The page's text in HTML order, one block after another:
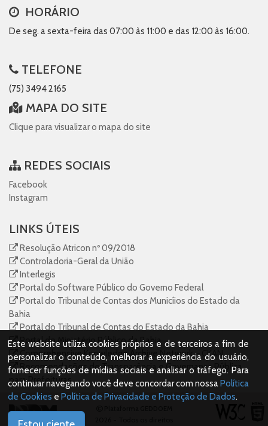
HORÁRIO
De seg. a sexta-feira das 07:00 às 11:00 e das 12:00 às 16:00.
TELEFONE
(75) 3494 2165
MAPA DO SITE
Clique para visualizar o mapa do site
REDES SOCIAIS
Facebook
Instagram
LINKS ÚTEIS
Resolução Atricon nº 09/2018
Controladoria-Geral da União
Interlegis
Portal do Software Público do Governo Federal
Portal do Tribunal de Contas dos Municíios do Estado da
Bahia
Portal do Tribunal de Contas do Estado da Bahia
Portal do Ministério Público da Bahia
Comprehensive Knowledge Archive Network – CKAN
Recomendações de Transparência e Governança Pública
para Prefeituras
Este website utiliza cookies próprios e de terceiros a fim de
personalizar o conteúdo, melhorar a experiência do usuário,
fornecer funções de mídias sociais e analisar o tráfego. Para
continuar navegando você deve concordar com nossaPolítica
de Cookies e Política de Privacidade e Proteção de Dados.